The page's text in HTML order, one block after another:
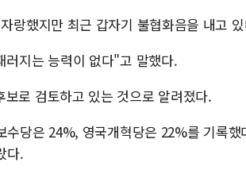
랑했지만 최근 갑자기 불협화음을 내고
지는 능력이 없다"고 말했다.
로 검토하고 있는 것으로 알려졌다.
당은 24%, 영국개혁당은 22%를 기록했
다.